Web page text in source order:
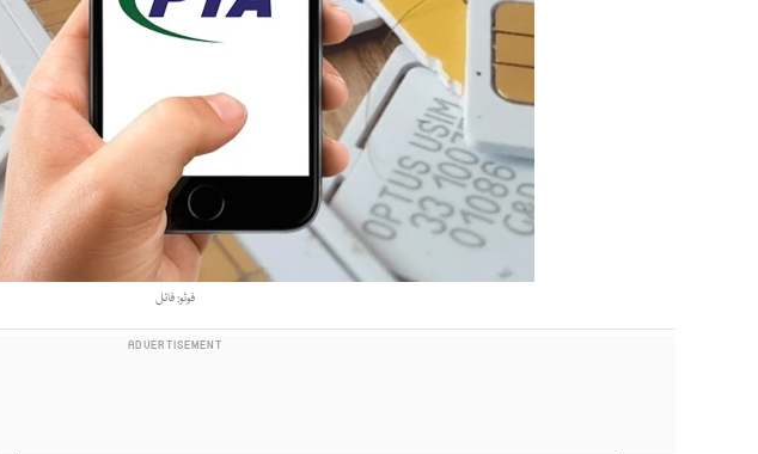
فوٹو: فائل